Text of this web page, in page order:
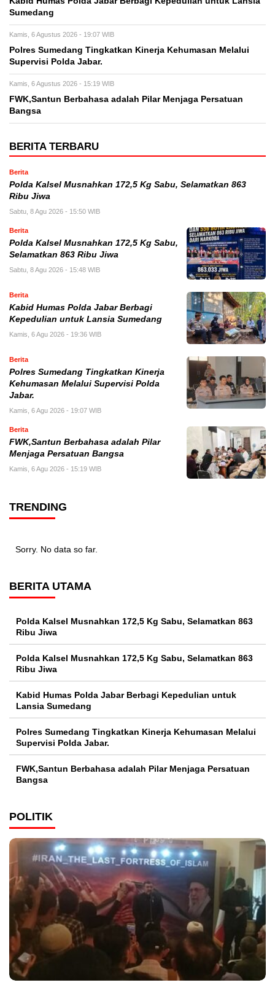
Sumedang
Kamis, 6 Agustus 2026 - 19:07 WIB
Polres Sumedang Tingkatkan Kinerja Kehumasan Melalui
Supervisi Polda Jabar.
Kamis, 6 Agustus 2026 - 15:19 WIB
FWK,Santun Berbahasa adalah Pilar Menjaga Persatuan
Bangsa
BERITA TERBARU
Berita
Polda Kalsel Musnahkan 172,5 Kg Sabu, Selamatkan 863
Ribu Jiwa
Sabtu, 8 Agu 2026 - 15:50 WIB
Berita
Polda Kalsel Musnahkan 172,5 Kg Sabu,
Selamatkan 863 Ribu Jiwa
Sabtu, 8 Agu 2026 - 15:48 WIB
Berita
Kabid Humas Polda Jabar Berbagi
Kepedulian untuk Lansia Sumedang
Kamis, 6 Agu 2026 - 19:36 WIB
Berita
Polres Sumedang Tingkatkan Kinerja
Kehumasan Melalui Supervisi Polda
Jabar.
Kamis, 6 Agu 2026 - 19:07 WIB
Berita
FWK,Santun Berbahasa adalah Pilar
Menjaga Persatuan Bangsa
Kamis, 6 Agu 2026 - 15:19 WIB
TRENDING
Sorry. No data so far.
BERITA UTAMA
Polda Kalsel Musnahkan 172,5 Kg Sabu, Selamatkan 863
Ribu Jiwa
Polda Kalsel Musnahkan 172,5 Kg Sabu, Selamatkan 863
Ribu Jiwa
Kabid Humas Polda Jabar Berbagi Kepedulian untuk
Lansia Sumedang
Polres Sumedang Tingkatkan Kinerja Kehumasan Melalui
Supervisi Polda Jabar.
FWK,Santun Berbahasa adalah Pilar Menjaga Persatuan
Bangsa
POLITIK